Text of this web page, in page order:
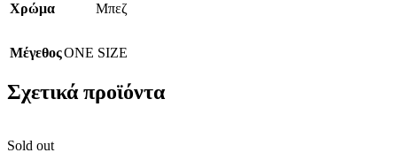
Χρώμα
Μπεζ
ΜέγεθοςONE SIZE
Σχετικά προϊόντα
Sold out